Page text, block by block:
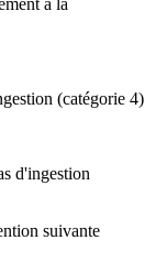
à la
(catégorie 4)
d'ingestion
suivante